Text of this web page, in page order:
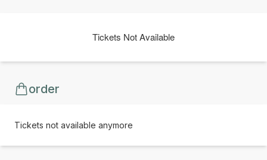
Tickets Not Available
order
Tickets not available anymore